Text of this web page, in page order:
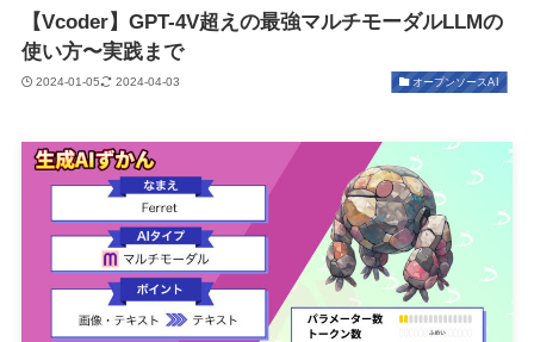
【Vcoder】GPT-4V超えの最強マルチモーダルLLMの
使い方〜実践まで
2024-01-05 2024-04-03 オープンソースAI